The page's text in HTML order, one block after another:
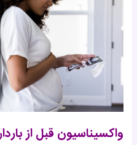
واکسیناسیون قبل از